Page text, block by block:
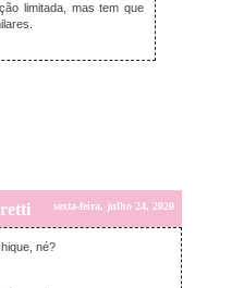
limitada, mas tem que
sexta-feira, julho 24, 2020
né?